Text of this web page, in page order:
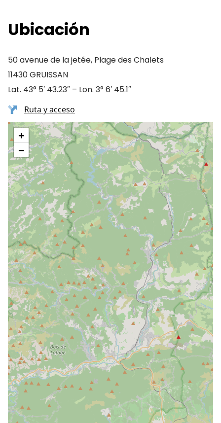
Ubicación
50 avenue de la jetée, Plage des Chalets
11430 GRUISSAN
Lat. 43° 5′ 43.23″ – Lon. 3° 6′ 45.1″
Ruta y acceso
+
−